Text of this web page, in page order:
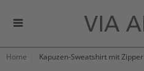
Home Kapuzen-Sweatshirt mit Zipper